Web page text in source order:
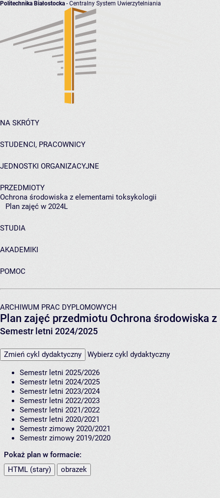
Politechnika Białostocka - Centralny System Uwierzytelniania
NA SKRÓTY
STUDENCI, PRACOWNICY
JEDNOSTKI ORGANIZACYJNE
PRZEDMIOTY
Ochrona środowiska z elementami toksykologii
Plan zajęć w 2024L
STUDIA
AKADEMIKI
POMOC
ARCHIWUM PRAC DYPLOMOWYCH
Plan zajęć przedmiotu Ochrona środowiska
Semestr letni 2024/2025
Zmień cykl dydaktyczny Wybierz cykl dydaktyczny
Semestr letni 2025/2026
Semestr letni 2024/2025
Semestr letni 2023/2024
Semestr letni 2022/2023
Semestr letni 2021/2022
Semestr letni 2020/2021
Semestr zimowy 2020/2021
Semestr zimowy 2019/2020
Pokaż plan w formacie:
HTML (stary)
obrazek